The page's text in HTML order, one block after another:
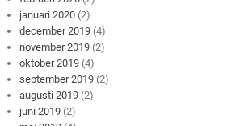
januari 2020 (2)
december 2019 (4)
november 2019 (2)
oktober 2019 (4)
september 2019 (2)
augusti 2019 (2)
juni 2019 (2)